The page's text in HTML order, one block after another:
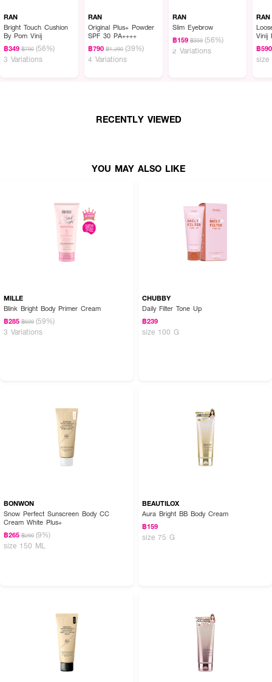
น้อย
· เหมาะสำหรับใช้เป็นเบสผิวกายก่อนแต่งตัวหรือใช้ประจำวันเพื่อผิวกระจ่างใสขึ้น
แบบทันที
· เขย่าขวดเล็กน้อย (ถ้ามี) บีบโลชั่นขนาดพอเหมาะบนฝ่ามือ
· ทาซ้ำหลังเช็ดตัวหรือหลังมีเหงื่อมาก/ว่ายน้ำ เพื่อคงโทนและการปกป้องตามการ
· หลีกเลี่ยงบริเวณรอบดวงตา หากเข้าตาให้ล้างด้วยน้ำสะอาดทันที
· เก็บในที่แห้งและหลีกเลี่ยงความร้อนจัด
RAN
Bright Touch Cushion
By Pom Vinij
฿349 ฿790 (56%)
3 Variations
RAN
Original Plus+ Powder
SPF 30 PA++++
฿790 ฿1,290 (39%)
4 Variations
RAN
Slim Eyebrow
฿159 ฿359 (56%)
2 Variations
RAN
Vinij
฿590
size
RECENTLY VIEWED
YOU MAY ALSO LIKE
MILLE
Blink Bright Body Primer Cream
฿285 ฿699 (59%)
3 Variations
CHUBBY
Daily Filter Tone Up
฿239
size 100 G
BONWON
Snow Perfect Sunscreen Body CC
Cream White Plus+
฿265 ฿290 (9%)
size 150 ML
BEAUTILOX
Aura Bright BB Body Cream
฿159
size 75 G